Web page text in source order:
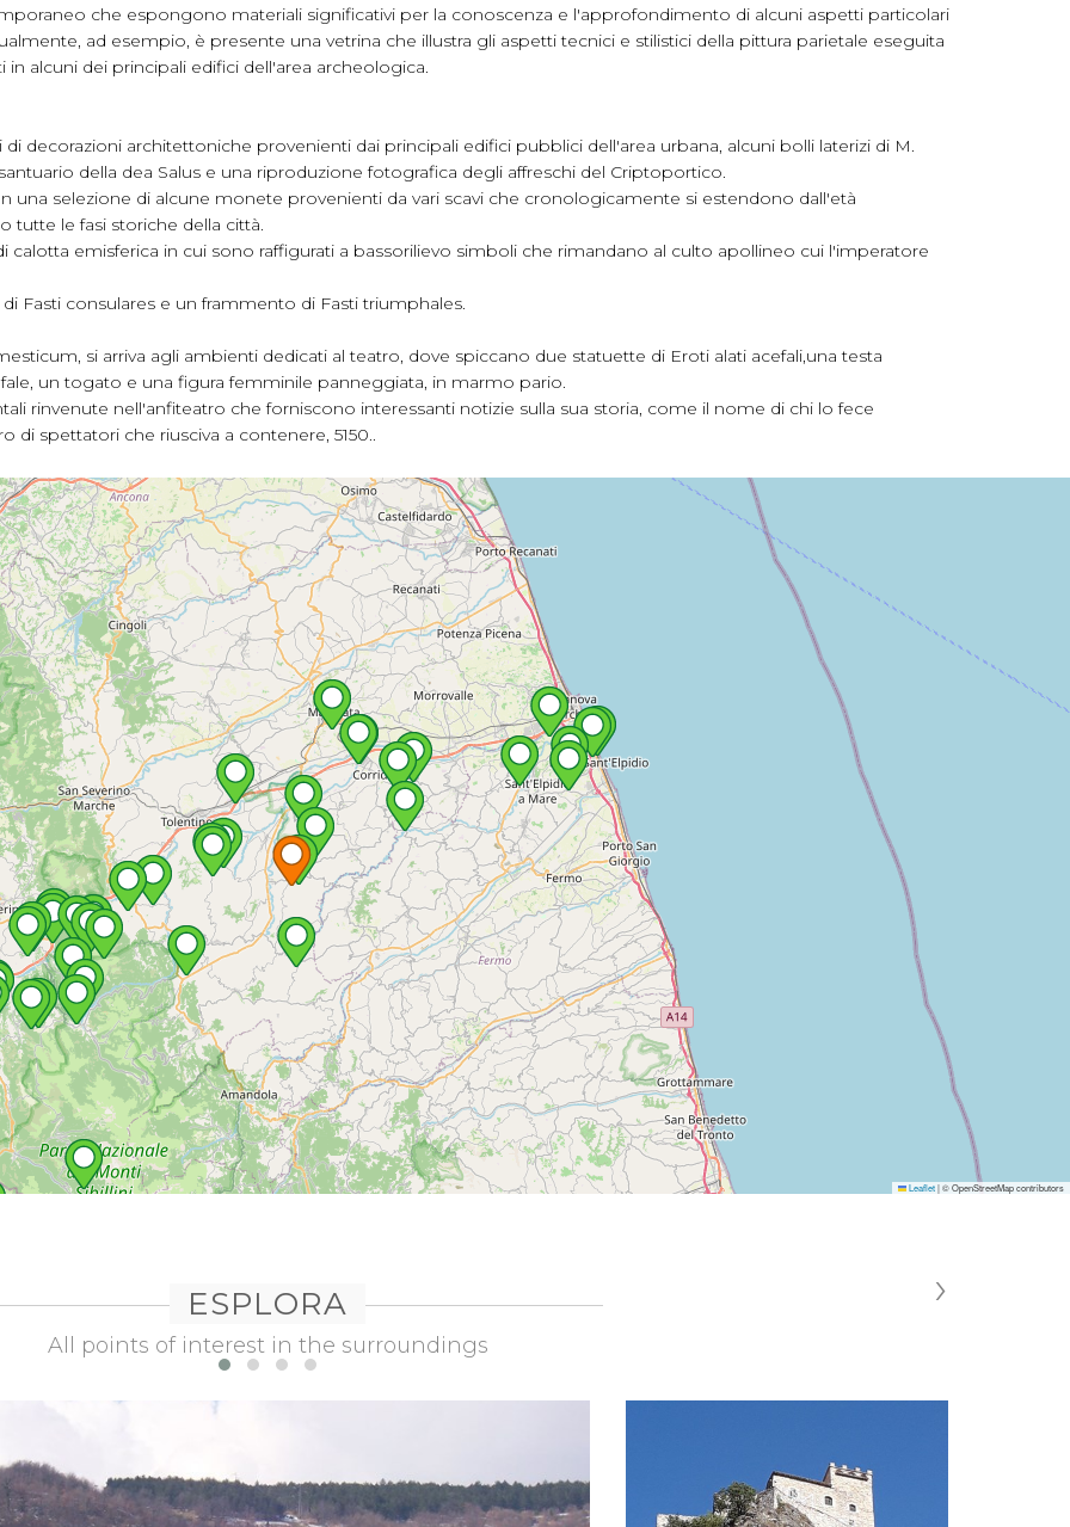
che espongono materiali significativi per la conoscenza e l'approfondimento di alcuni aspetti particolari
ad esempio, è presente una vetrina che illustra gli aspetti tecnici e stilistici della pittura parietale eseguita
alcuni dei principali edifici dell'area archeologica.
decorazioni architettoniche provenienti dai principali edifici pubblici dell'area urbana, alcuni bolli laterizi di M.
della dea Salus e una riproduzione fotografica degli affreschi del Criptoportico.
una selezione di alcune monete provenienti da vari scavi che cronologicamente si estendono dall'età
tutte le fasi storiche della città.
emisferica in cui sono raffigurati a bassorilievo simboli che rimandano al culto apollineo cui l'imperatore
Fasti consulares e un frammento di Fasti triumphales.
si arriva agli ambienti dedicati al teatro, dove spiccano due statuette di Eroti alati acefali,una testa
un togato e una figura femminile panneggiata, in marmo pario.
rinvenute nell'anfiteatro che forniscono interessanti notizie sulla sua storia, come il nome di chi lo fece
di spettatori che riusciva a contenere, 5150..
Leaflet|© OpenStreetMap contributors
ESPLORA
All points of interest in the surroundings
›